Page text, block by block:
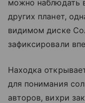
можно наблюдать
других планет,
видимом диске
зафиксировали
Находка
для понимания
авторов, вихри